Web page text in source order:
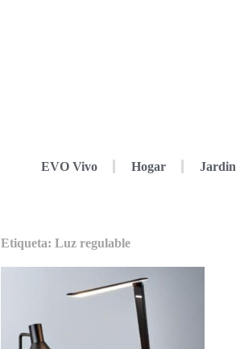
EVO Vivo Hogar Jardin
Etiqueta: Luz regulable